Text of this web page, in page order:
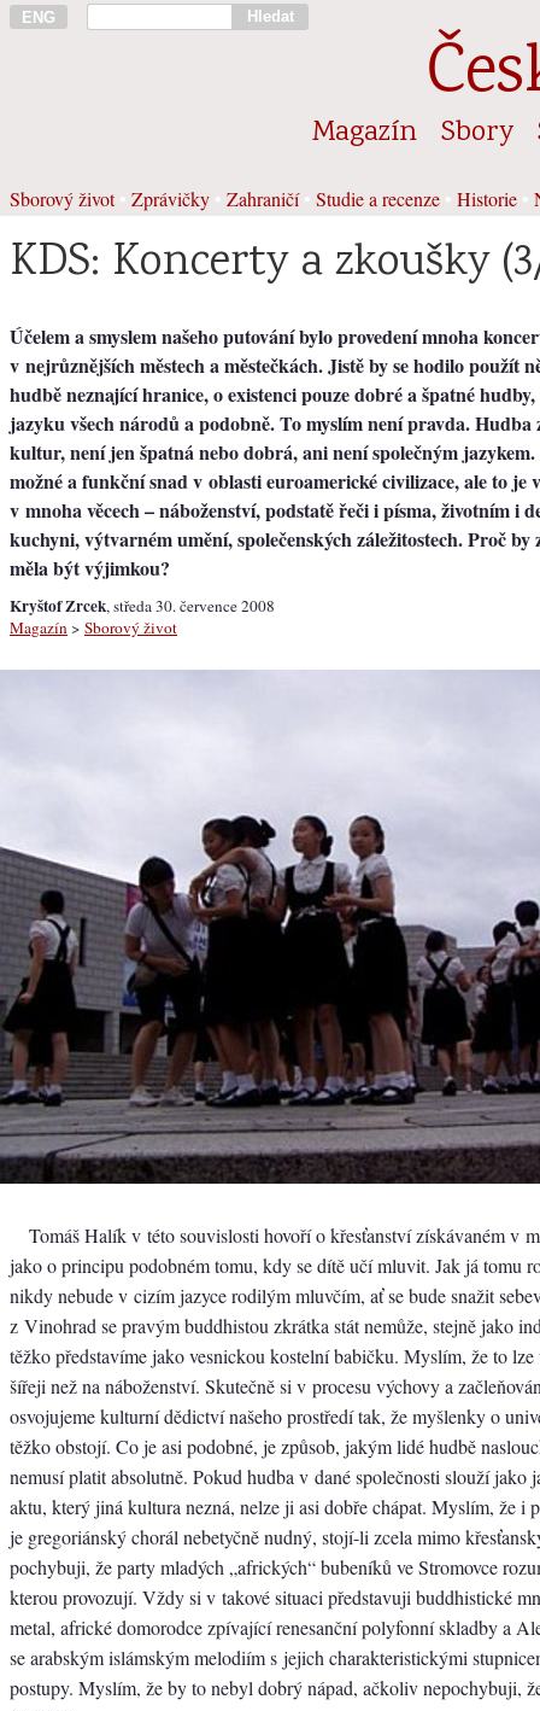
ENG Hledat
Magazín Sbory
Sborový život• Zprávičky Zahraničí• Studie a recenze Historie
KDS: Koncerty a zkoušky
Účelem a smyslem našeho putování bylo provedení mnoha
v nejrůznějších městech a městečkách. Jistě by se hodilo použít
hudbě neznající hranice, o existenci pouze dobré a špatné hudby,
jazyku všech národů a podobně. To myslím není pravda. Hudba
kultur, není jen špatná nebo dobrá, ani není společným
možné a funkční snad v oblasti euroamerické civilizace, ale to je
v mnoha věcech – náboženství, podstatě řeči i písma, životním i
kuchyni, výtvarném umění, společenských záležitostech. Proč
měla být výjimkou?
Kryštof Zrcek, středa 30. července 2008
Magazín > Sborový život
Tomáš Halík v této souvislosti hovoří o křesťanství získávaném v
jako o principu podobném tomu, kdy se dítě učí mluvit. Jak já tomu
nikdy nebude v cizím jazyce rodilým mluvčím, ať se bude snažit
z Vinohrad se pravým buddhistou zkrátka stát nemůže, stejně jako
těžko představíme jako vesnickou kostelní babičku. Myslím, že to
šířeji než na náboženství. Skutečně si v procesu výchovy a
osvojujeme kulturní dědictví našeho prostředí tak, že myšlenky o
těžko obstojí. Co je asi podobné, je způsob, jakým lidé hudbě
nemusí platit absolutně. Pokud hudba v dané společnosti slouží jako
aktu, který jiná kultura nezná, nelze ji asi dobře chápat. Myslím, že i
je gregoriánský chorál nebetyčně nudný, stojí-li zcela mimo
pochybuji, že party mladých „afrických“ bubeníků ve Stromovce
kterou provozují. Vždy si v takové situaci představuji buddhistické
metal, africké domorodce zpívající renesanční polyfonní skladby a
se arabským islámským melodiím s jejich charakteristickými
postupy. Myslím, že by to nebyl dobrý nápad, ačkoliv nepochybuji,